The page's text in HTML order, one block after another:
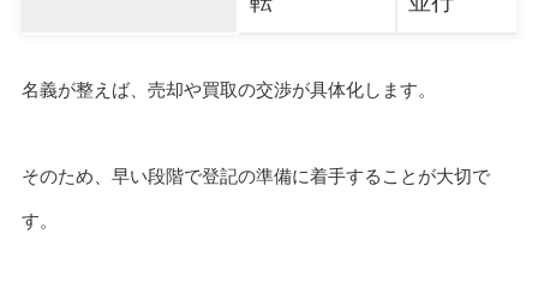
名義が整えば、売却や買取の交渉が具体化します。
そのため、早い段階で登記の準備に着手することが大切で
す。